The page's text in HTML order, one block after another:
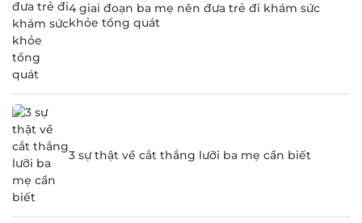
4 giai đoạn ba mẹ nên đưa trẻ đi khám sức
khỏe tổng quát
3 sự thật về cắt thắng lưỡi ba mẹ cần biết